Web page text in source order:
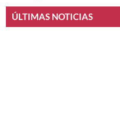
ÚLTIMAS NOTICIAS